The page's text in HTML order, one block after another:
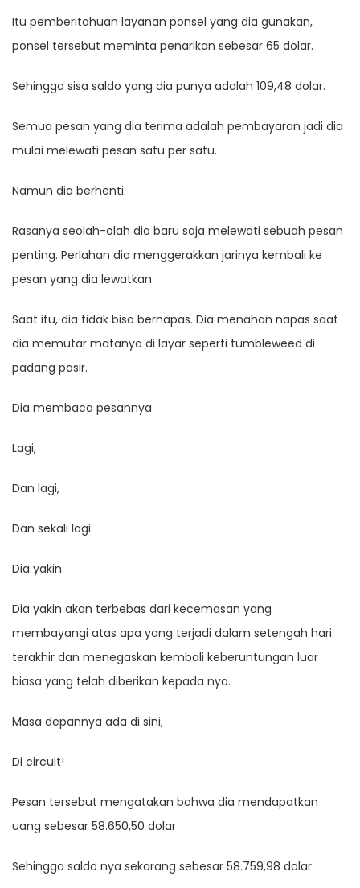
Itu pemberitahuan layanan ponsel yang dia gunakan,
ponsel tersebut meminta penarikan sebesar 65 dolar.
Sehingga sisa saldo yang dia punya adalah 109,48 dolar.
Semua pesan yang dia terima adalah pembayaran jadi dia
mulai melewati pesan satu per satu.
Namun dia berhenti.
Rasanya seolah-olah dia baru saja melewati sebuah pesan
penting. Perlahan dia menggerakkan jarinya kembali ke
pesan yang dia lewatkan.
Saat itu, dia tidak bisa bernapas. Dia menahan napas saat
dia memutar matanya di layar seperti tumbleweed di
padang pasir.
Dia membaca pesannya
Lagi,
Dan lagi,
Dan sekali lagi.
Dia yakin.
Dia yakin akan terbebas dari kecemasan yang
membayangi atas apa yang terjadi dalam setengah hari
terakhir dan menegaskan kembali keberuntungan luar
biasa yang telah diberikan kepada nya.
Masa depannya ada di sini,
Di circuit!
Pesan tersebut mengatakan bahwa dia mendapatkan
uang sebesar 58.650,50 dolar
Sehingga saldo nya sekarang sebesar 58.759,98 dolar.